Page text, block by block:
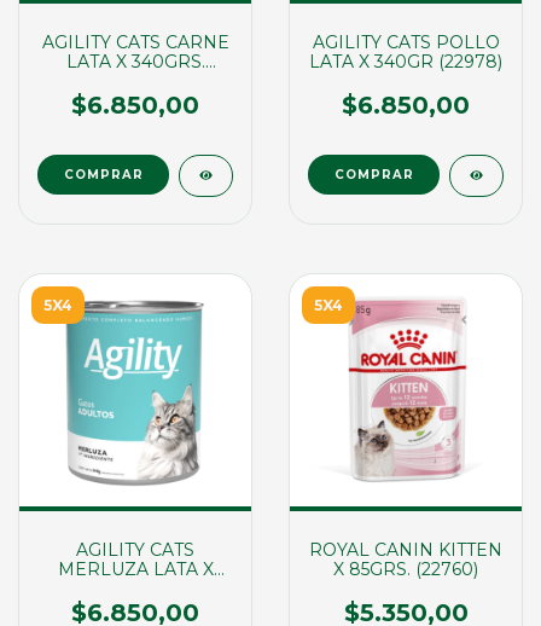
AGILITY CATS CARNE
LATA X 340GRS.
$6.850,00
AGILITY CATS POLLO
LATA X 340GR (22978)
$6.850,00
5X4
AGILITY CATS
MERLUZA LATA X
$6.850,00
5X4
ROYAL CANIN KITTEN
X 85GRS. (22760)
$5.350,00